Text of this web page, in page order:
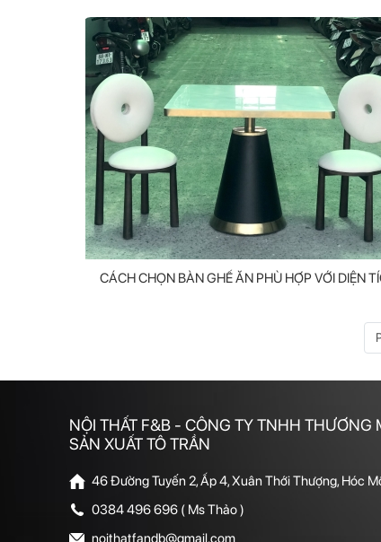
CÁCH CHỌN BÀN GHẾ ĂN PHÙ HỢP VỚI DIỆN
NỘI THẤT F&B - CÔNG TY TNHH THƯƠNG
SẢN XUẤT TÔ TRẦN
46 Đường Tuyến 2, Ấp 4, Xuân Thới Thượng, Hóc
0384 496 696 ( Ms Thảo )
noithatfandb@gmail.com